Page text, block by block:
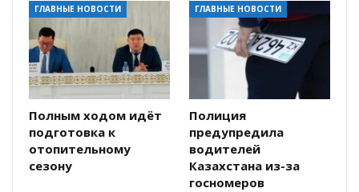
ГЛАВНЫЕ НОВОСТИ
Полным ходом идёт
подготовка к
отопительному
сезону
ГЛАВНЫЕ НОВОСТИ
Полиция
предупредила
водителей
Казахстана из-за
госномеров